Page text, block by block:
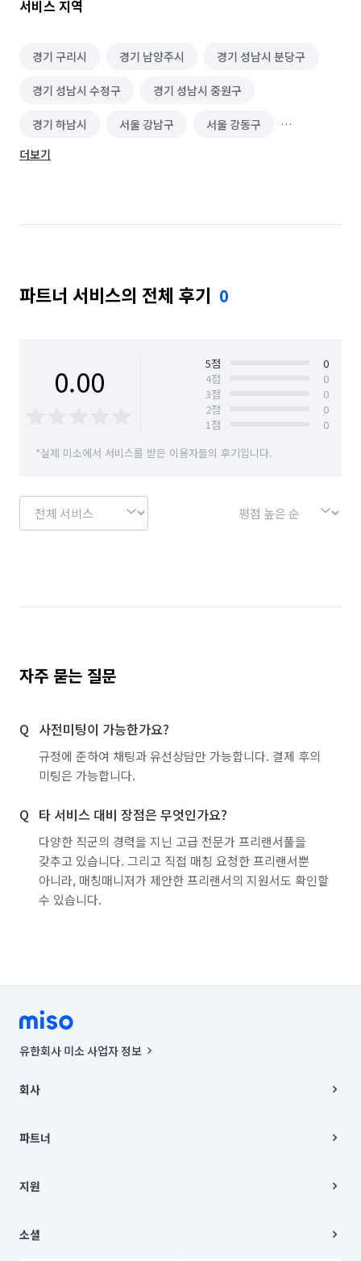
서비스 지역
경기 구리시 경기 남양주시 경기 성남시 분당구
경기 성남시 수정구 경기 성남시 중원구
경기 하남시 서울 강남구 서울 강동구
서울 광진구
서울 용산구 서울 중랑구
더보기
파트너 서비스의 전체 후기 0
0.00 5점
0
4점
0
3점
0
2점
0
1점
0
*실제 미소에서 서비스를 받은 이용자들의 후기입니다.
자주 묻는 질문
사전미팅이 가능한가요?
규정에 준하여 채팅과 유선상담만 가능합니다. 결제 후의
미팅은 가능합니다.
타 서비스 대비 장점은 무엇인가요?
다양한 직군의 경력을 지닌 고급 전문가 프리랜서풀을
갖추고 있습니다. 그리고 직접 매칭 요청한 프리랜서뿐
아니라, 매칭매니저가 제안한 프리랜서의 지원서도 확인할
수 있습니다.
유한회사 미소 사업자 정보
00019 |
주소 | 본사: 서울특별시 종로구 율곡로 6(중학동, 트윈트리빌딩) B동 5층
컨택센터 : 서울특별시 종로구 수송동 율곡로 24, 7층, 8층 미소
상품, 상품정보, 거래에 관한 의무와 책임은 거래당사자에게 있습니다.
언론 보도 관련 문의:
© 유한회사 미소. Miso, Inc. All Rights Reserved.
회사
채용
파트너
이사
지원
이용약관
소셜